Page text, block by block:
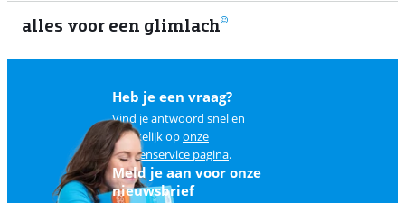
alles voor een glimlach
Heb je een vraag?
Vind je antwoord snel en
makkelijk oponze
klantenservice pagina.
Meld je aan voor onze
nieuwsbrief